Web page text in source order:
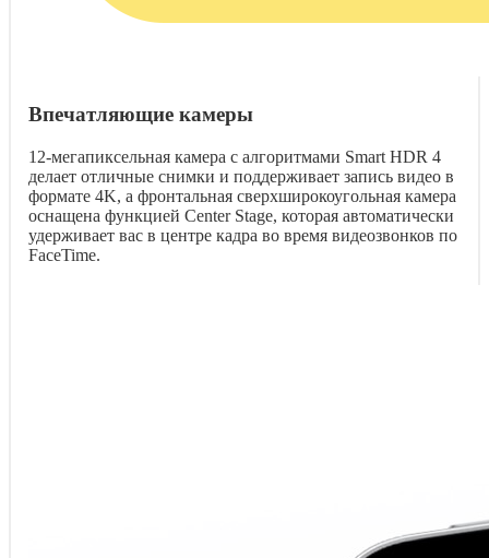
Впечатляющие камеры
12-мегапиксельная камера с алгоритмами Smart HDR 4
делает отличные снимки и поддерживает запись видео в
формате 4K, а фронтальная сверхширокоугольная камера
оснащена функцией Center Stage, которая автоматически
удерживает вас в центре кадра во время видеозвонков по
FaceTime.